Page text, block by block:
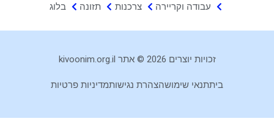
עבודה וקריירה
צרכנות תזונה בלוג
זכויות יוצרים 2026 © אתר kivoonim.org.il
תנאי שימושהצהרת נגישותמדיניות פרטיות